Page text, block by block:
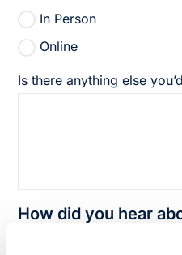
In Person
Online
Is there anything else
How did you hear